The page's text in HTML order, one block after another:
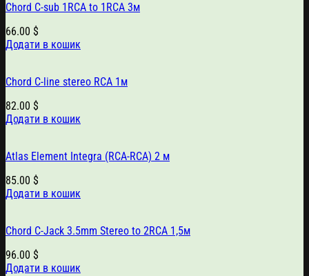
Chord C-sub 1RCA to 1RCA 3м
66.00 $
Додати в кошик
Chord C-line stereo RCA 1м
82.00 $
Додати в кошик
Atlas Element Integra (RCA-RCA) 2 м
85.00 $
Додати в кошик
Chord C-Jack 3.5mm Stereo to 2RCA 1,5м
96.00 $
Додати в кошик